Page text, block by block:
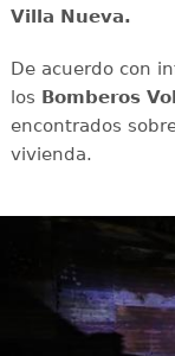
Villa Nueva.
De acuerdo con
los Bomberos
encontrados
vivienda.